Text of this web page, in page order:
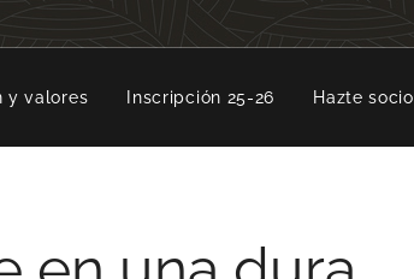
y valores Inscripción 25-26 Hazte socio